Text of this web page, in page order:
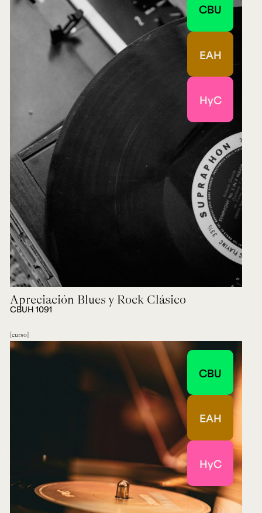
CBU
EAH
HyC
Apreciación Blues y Rock Clásico
CBUH 1091
curso
CBU
EAH
HyC